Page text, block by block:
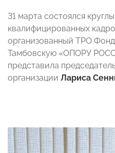
31 марта состоялся
квалифицированных
организованный ТРО
Тамбовскую «ОПОРУ
представила
организации Лариса